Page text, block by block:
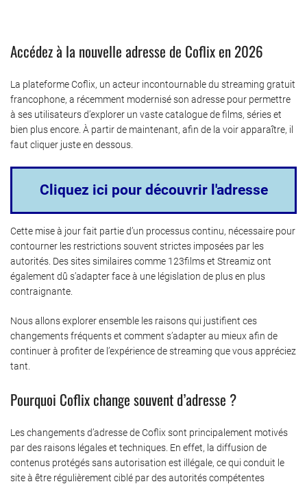
Accédez à la nouvelle adresse de Coflix en 2026
La plateforme Coflix, un acteur incontournable du streaming gratuit
francophone, a récemment modernisé son adresse pour permettre
à ses utilisateurs d’explorer un vaste catalogue de films, séries et
bien plus encore. À partir de maintenant, afin de la voir apparaître, il
faut cliquer juste en dessous.
Cliquez ici pour découvrir l'adresse
Cette mise à jour fait partie d’un processus continu, nécessaire pour
contourner les restrictions souvent strictes imposées par les
autorités. Des sites similaires comme 123films et Streamiz ont
également dû s’adapter face à une législation de plus en plus
contraignante.
Nous allons explorer ensemble les raisons qui justifient ces
changements fréquents et comment s’adapter au mieux afin de
continuer à profiter de l’expérience de streaming que vous appréciez
tant.
Pourquoi Coflix change souvent d’adresse ?
Les changements d’adresse de Coflix sont principalement motivés
par des raisons légales et techniques. En effet, la diffusion de
contenus protégés sans autorisation est illégale, ce qui conduit le
site à être régulièrement ciblé par des autorités compétentes